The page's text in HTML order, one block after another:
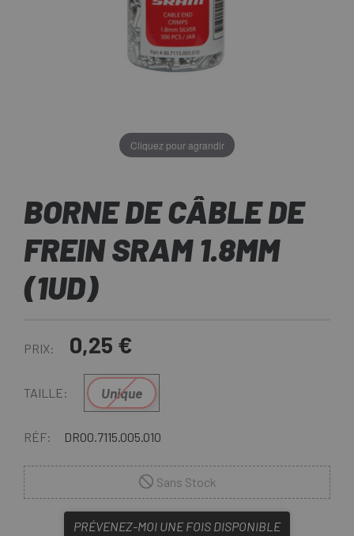
Cliquez pour agrandir
BORNE DE CÂBLE DE
FREIN SRAM 1.8MM
(1UD)
PRIX: 0,25 €
TAILLE: Unique
RÉF: DR00.7115.005.010
Sans Stock
PRÉVENEZ-MOI UNE FOIS DISPONIBLE